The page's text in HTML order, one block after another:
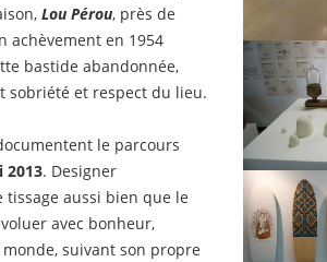
Lou Pérou, près de
achèvement en 1954
bastide abandonnée,
sobriété et respect du lieu.
le parcours
2013. Designer
aussi bien que le
avec bonheur,
suivant son propre